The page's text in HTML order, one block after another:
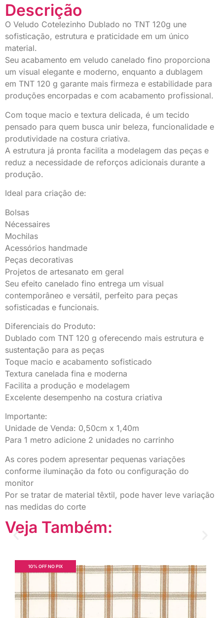
Descrição
O Veludo Cotelezinho Dublado no TNT 120g une
sofisticação, estrutura e praticidade em um único
material.
Seu acabamento em veludo canelado fino proporciona
um visual elegante e moderno, enquanto a dublagem
em TNT 120 g garante mais firmeza e estabilidade para
produções encorpadas e com acabamento profissional.
Com toque macio e textura delicada, é um tecido
pensado para quem busca unir beleza, funcionalidade e
produtividade na costura criativa.
A estrutura já pronta facilita a modelagem das peças e
reduz a necessidade de reforços adicionais durante a
produção.
Ideal para criação de:
Bolsas
Nécessaires
Mochilas
Acessórios handmade
Peças decorativas
Projetos de artesanato em geral
Seu efeito canelado fino entrega um visual
contemporâneo e versátil, perfeito para peças
sofisticadas e funcionais.
Diferenciais do Produto:
Dublado com TNT 120 g oferecendo mais estrutura e
sustentação para as peças
Toque macio e acabamento sofisticado
Textura canelada fina e moderna
Facilita a produção e modelagem
Excelente desempenho na costura criativa
Importante:
Unidade de Venda: 0,50cm x 1,40m
Para 1 metro adicione 2 unidades no carrinho
As cores podem apresentar pequenas variações
conforme iluminação da foto ou configuração do
monitor
Por se tratar de material têxtil, pode haver leve variação
nas medidas do corte
Veja Também:
10% OFF NO PIX